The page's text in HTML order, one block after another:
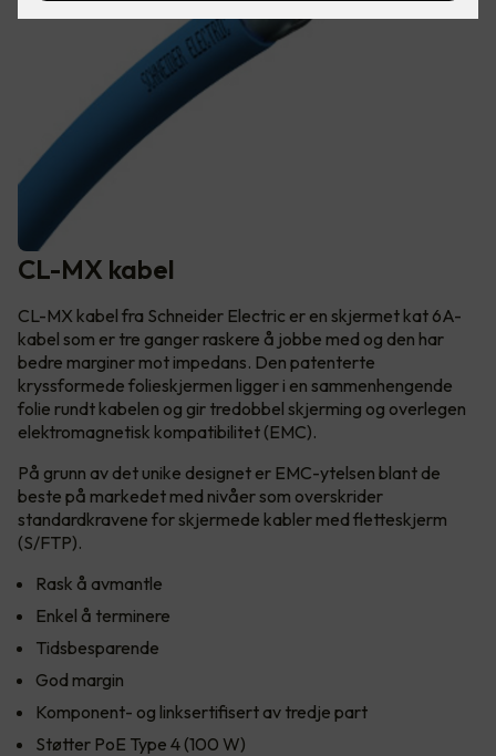
CL-MX kabel
CL-MX kabel fra Schneider Electric er en skjermet kat 6A-
kabel som er tre ganger raskere å jobbe med og den har
bedre marginer mot impedans. Den patenterte
kryssformede folieskjermen ligger i en sammenhengende
folie rundt kabelen og gir tredobbel skjerming og overlegen
elektromagnetisk kompatibilitet (EMC).
På grunn av det unike designet er EMC-ytelsen blant de
beste på markedet med nivåer som overskrider
standardkravene for skjermede kabler med fletteskjerm
(S/FTP).
Rask å avmantle
Enkel å terminere
Tidsbesparende
God margin
Komponent- og linksertifisert av tredje part
Støtter PoE Type 4 (100 W)